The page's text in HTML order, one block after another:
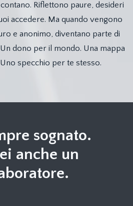
Riflettono paure, desideri
accedere. Ma quando vengono
e anonimo, diventano parte di
dono per il mondo. Una mappa
specchio per te stesso.
sognato.
anche un